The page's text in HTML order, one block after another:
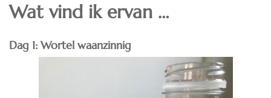
Wat vind ik ervan …
Dag 1: Wortel waanzinnig